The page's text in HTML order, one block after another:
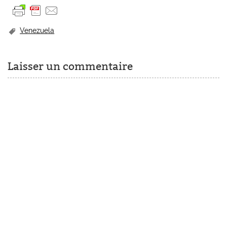
Venezuela
Laisser un commentaire